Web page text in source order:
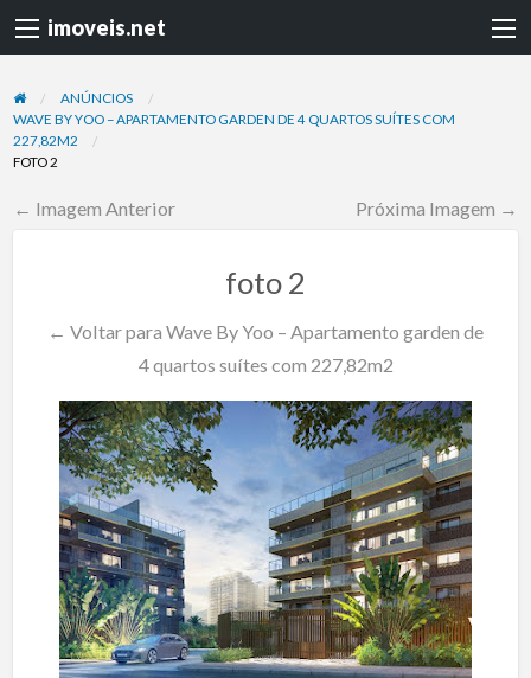
imoveis.net
ANÚNCIOS
WAVE BY YOO – APARTAMENTO GARDEN DE 4 QUARTOS SUÍTES COM
227,82M2
FOTO 2
← Imagem Anterior Próxima Imagem →
foto 2
← Voltar para Wave By Yoo – Apartamento garden de
4 quartos suítes com 227,82m2